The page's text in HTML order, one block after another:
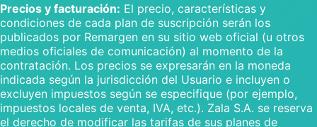
Precios y facturación: El precio, características y
condiciones de cada plan de suscripción serán los
publicados por Remargen en su sitio web oficial (u otros
medios oficiales de comunicación) al momento de la
contratación. Los precios se expresarán en la moneda
indicada según la jurisdicción del Usuario e incluyen o
excluyen impuestos según se especifique (por ejemplo,
impuestos locales de venta, IVA, etc.). Zala S.A. se reserva
el derecho de modificar las tarifas de sus planes de